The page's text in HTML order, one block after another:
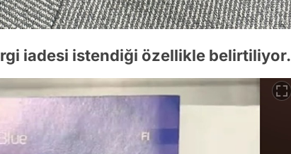
iadesi istendiği özellikle belirtiliyor.